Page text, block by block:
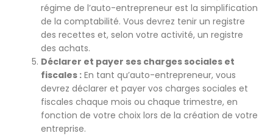
régime de l’auto-entrepreneur est la simplification
de la comptabilité. Vous devrez tenir un registre
des recettes et, selon votre activité, un registre
des achats.
Déclarer et payer ses charges sociales et
fiscales : En tant qu’auto-entrepreneur, vous
devrez déclarer et payer vos charges sociales et
fiscales chaque mois ou chaque trimestre, en
fonction de votre choix lors de la création de votre
entreprise.